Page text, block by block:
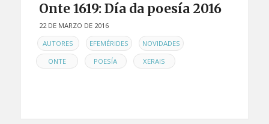
Onte 1619: Día da poesía 2016
22 DE MARZO DE 2016
EN AUTORES , EFEMÉRIDES , NOVIDADES ,
ONTE , POESÍA , XERAIS